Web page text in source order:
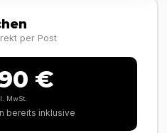
per Post
€
MwSt.
bereits inklusive